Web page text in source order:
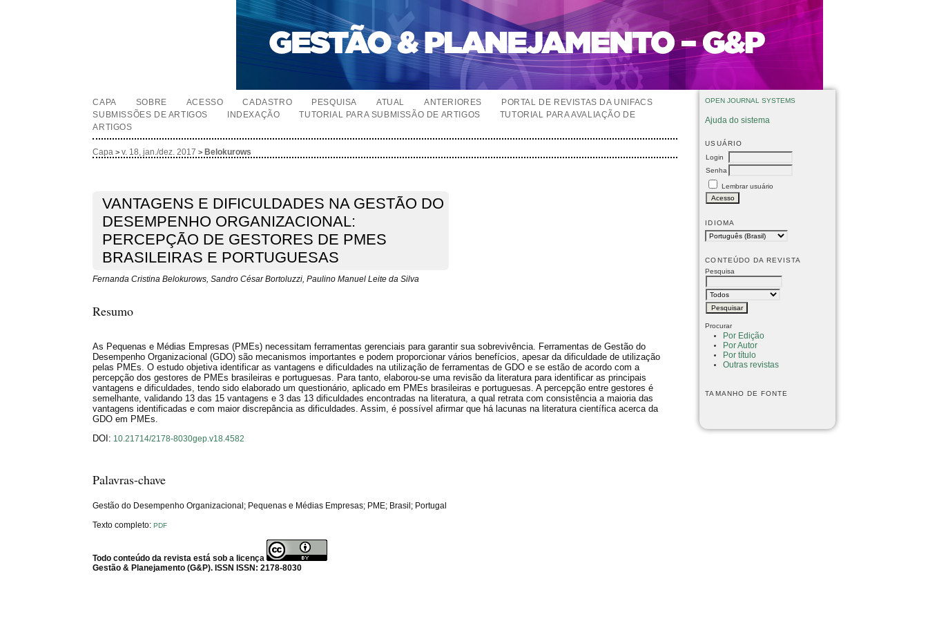
OPEN JOURNAL SYSTEMS
Ajuda do sistema
USUÁRIO
Login
Senha
Lembrar usuário
IDIOMA
CONTEÚDO DA REVISTA
Pesquisa
Procurar
Por Edição
Por Autor
Por título
Outras revistas
TAMANHO DE FONTE
CAPA SOBRE ACESSO CADASTRO PESQUISA ATUAL ANTERIORES
PORTAL DE REVISTAS DA UNIFACS
SUBMISSÕES DE ARTIGOS
INDEXAÇÃO TUTORIAL PARA SUBMISSÃO DE ARTIGOS
TUTORIAL PARA AVALIAÇÃO DE
ARTIGOS
Capa >v. 18, jan./dez. 2017 > Belokurows
VANTAGENS E DIFICULDADES NA GESTÃO DO
DESEMPENHO ORGANIZACIONAL:
PERCEPÇÃO DE GESTORES DE PMES
BRASILEIRAS E PORTUGUESAS
Fernanda Cristina Belokurows, Sandro César Bortoluzzi, Paulino Manuel Leite da Silva
Resumo
As Pequenas e Médias Empresas (PMEs) necessitam ferramentas gerenciais para garantir sua sobrevivência. Ferramentas de Gestão do
Desempenho Organizacional (GDO) são mecanismos importantes e podem proporcionar vários benefícios, apesar da dificuldade de utilização
pelas PMEs. O estudo objetiva identificar as vantagens e dificuldades na utilização de ferramentas de GDO e se estão de acordo com a
percepção dos gestores de PMEs brasileiras e portuguesas. Para tanto, elaborou-se uma revisão da literatura para identificar as principais
vantagens e dificuldades, tendo sido elaborado um questionário, aplicado em PMEs brasileiras e portuguesas. A percepção entre gestores é
semelhante, validando 13 das 15 vantagens e 3 das 13 dificuldades encontradas na literatura, a qual retrata com consistência a maioria das
vantagens identificadas e com maior discrepância as dificuldades. Assim, é possível afirmar que há lacunas na literatura científica acerca da
GDO em PMEs.
DOI: 10.21714/2178-8030gep.v18.4582
Palavras-chave
Gestão do Desempenho Organizacional; Pequenas e Médias Empresas; PME; Brasil; Portugal
Texto completo:PDF
Todo conteúdo da revista está sob a licença
Gestão & Planejamento (G&P). ISSN ISSN: 2178-8030